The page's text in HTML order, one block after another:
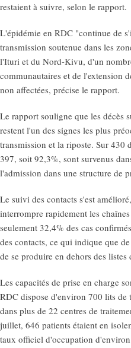
restaient à suivre, selon le rapport.
L'épidémie en RDC "continue de
transmission soutenue dans les
l'Ituri et du Nord-Kivu, d'un
communautaires et de l'extension
non affectées, précise le rapport.
Le rapport souligne que les décès
restent l'un des signes les plus
transmission et la riposte. Sur 430
397, soit 92,3%, sont survenus
l'admission dans une structure de
Le suivi des contacts s'est
interrompre rapidement les
seulement 32,4% des cas
des contacts, ce qui indique que
de se produire en dehors des listes
Les capacités de prise en charge
RDC dispose d'environ 700 lits de
dans plus de 22 centres de
juillet, 646 patients étaient en
taux officiel d'occupation